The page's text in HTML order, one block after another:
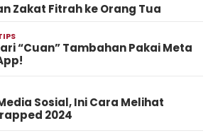
Zakat Fitrah ke Orang Tua
“Cuan” Tambahan Pakai Meta
Sosial, Ini Cara Melihat
2024